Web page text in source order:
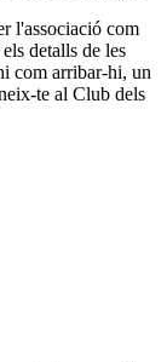
l'associació com
detalls de les
com arribar-hi, un
te al Club dels